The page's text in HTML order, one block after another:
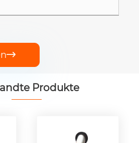

Produkte